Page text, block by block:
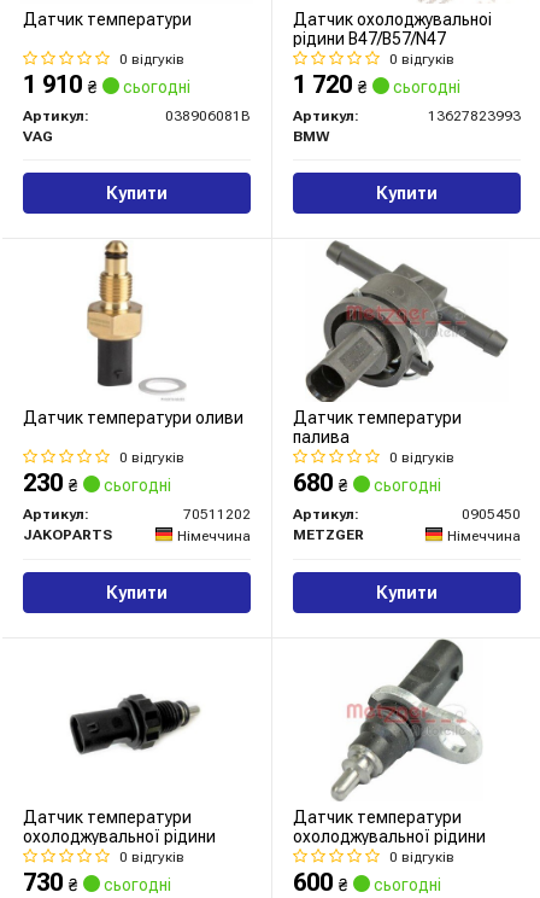
Датчик температури
0 відгуків
1 910 ₴ сьогодні
Артикул:
038906081B
VAG
Купити
Датчик охолоджувальноі
рідини B47/B57/N47
0 відгуків
1 720 ₴ сьогодні
Артикул:
13627823993
BMW
Купити
Датчик температури оливи
0 відгуків
230 ₴ сьогодні
Артикул:
70511202
JAKOPARTS
Німеччина
Купити
Датчик температури
палива
0 відгуків
680 ₴ сьогодні
Артикул:
0905450
METZGER
Німеччина
Купити
Датчик температури
охолоджувальної рідини
0 відгуків
730 ₴ сьогодні
Датчик температури
охолоджувальної рідини
0 відгуків
600 ₴ сьогодні